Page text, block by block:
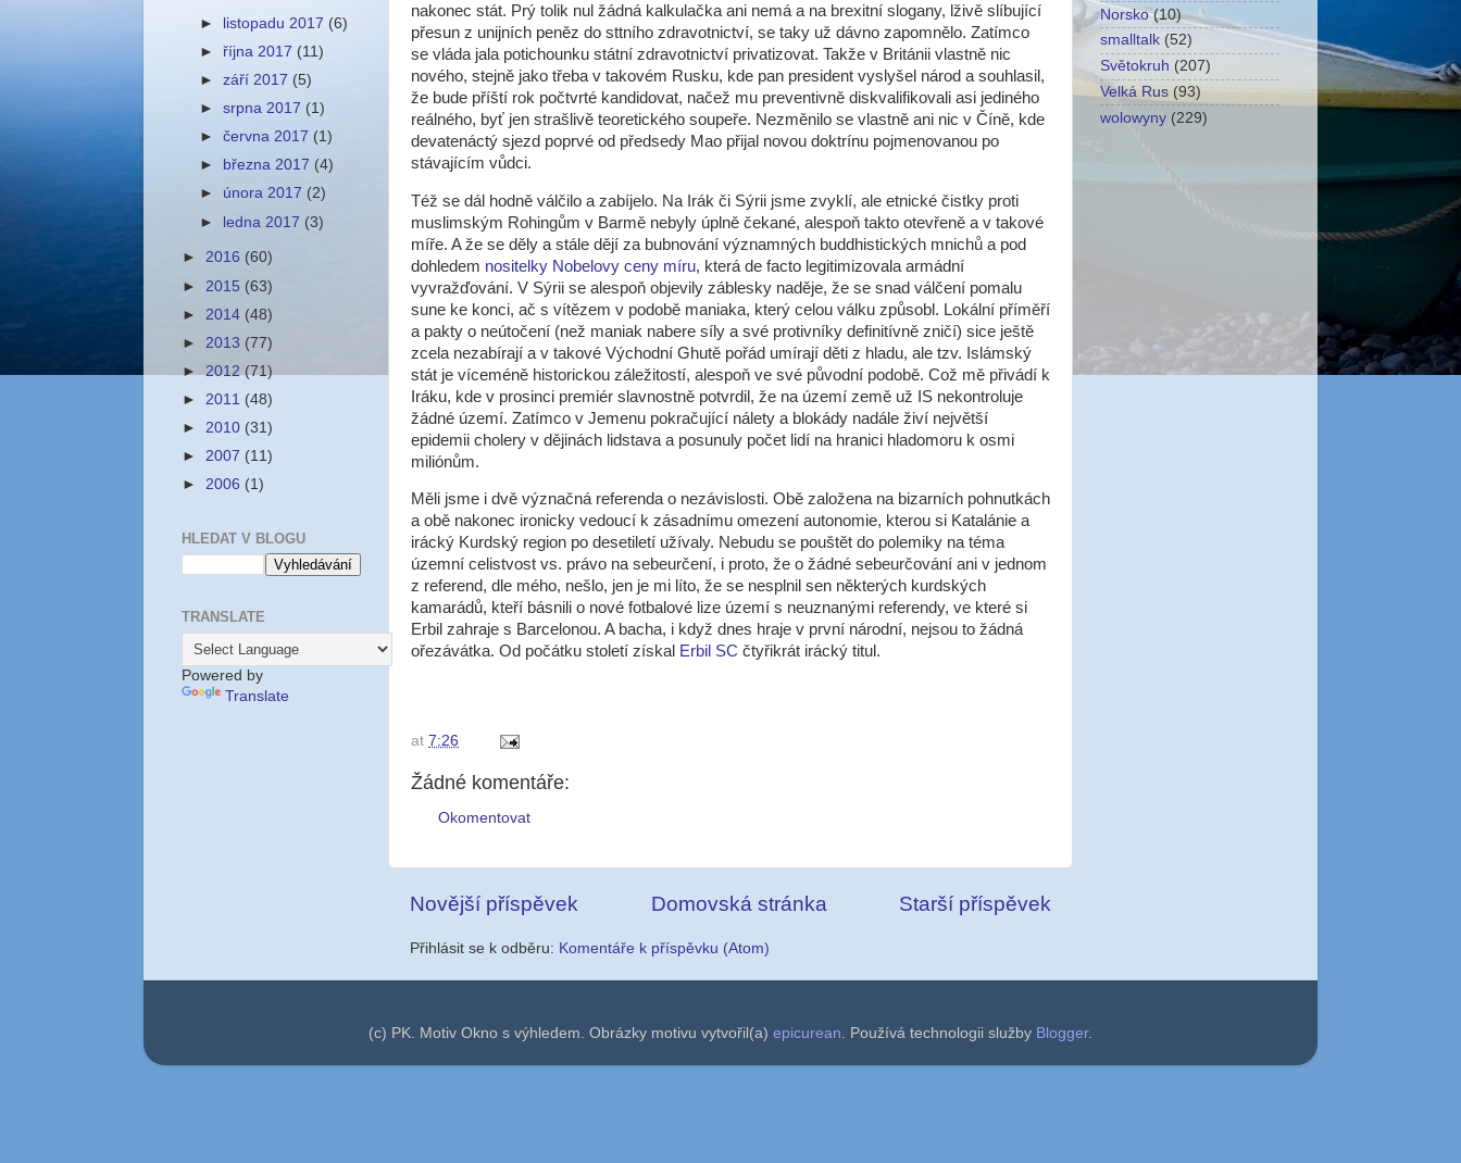
nakonec stát. Prý tolik nul žádná kalkulačka ani nemá a na brexitní slogany, lživě slíbující
přesun z unijních peněz do sttního zdravotnictví, se taky už dávno zapomnělo. Zatímco
se vláda jala potichounku státní zdravotnictví privatizovat. Takže v Británii vlastně nic
nového, stejně jako třeba v takovém Rusku, kde pan president vyslyšel národ a souhlasil,
že bude příští rok počtvrté kandidovat, načež mu preventivně diskvalifikovali asi jediného
reálného, byť jen strašlivě teoretického soupeře. Nezměnilo se vlastně ani nic v Číně, kde
devatenáctý sjezd poprvé od předsedy Mao přijal novou doktrínu pojmenovanou po
stávajícím vůdci.
Též se dál hodně válčilo a zabíjelo. Na Irák či Sýrii jsme zvyklí, ale etnické čistky proti
muslimským Rohingům v Barmě nebyly úplně čekané, alespoň takto otevřeně a v takové
míře. A že se děly a stále dějí za bubnování významných buddhistických mnichů a pod
dohledem nositelky Nobelovy ceny míru, která de facto legitimizovala armádní
vyvražďování. V Sýrii se alespoň objevily záblesky naděje, že se snad válčení pomalu
sune ke konci, ač s vítězem v podobě maniaka, který celou válku způsobl. Lokální příměří
a pakty o neútočení (než maniak nabere síly a své protivníky definitívně zničí) sice ještě
zcela nezabírají a v takové Východní Ghutě pořád umírají děti z hladu, ale tzv. Islámský
stát je víceméně historickou záležitostí, alespoň ve své původní podobě. Což mě přivádí k
Iráku, kde v prosinci premiér slavnostně potvrdil, že na území země už IS nekontroluje
žádné území. Zatímco v Jemenu pokračující nálety a blokády nadále živí největší
epidemii cholery v dějinách lidstava a posunuly počet lidí na hranici hladomoru k osmi
miliónům.
Měli jsme i dvě význačná referenda o nezávislosti. Obě založena na bizarních pohnutkách
a obě nakonec ironicky vedoucí k zásadnímu omezení autonomie, kterou si Katalánie a
irácký Kurdský region po desetiletí užívaly. Nebudu se pouštět do polemiky na téma
územní celistvost vs. právo na sebeurčení, i proto, že o žádné sebeurčování ani v jednom
z referend, dle mého, nešlo, jen je mi líto, že se nesplnil sen některých kurdských
kamarádů, kteří básnili o nové fotbalové lize území s neuznanými referendy, ve které si
Erbil zahraje s Barcelonou. A bacha, i když dnes hraje v první národní, nejsou to žádná
ořezávátka. Od počátku století získal Erbil SC čtyřikrát irácký titul.
at 7:26
Žádné komentáře:
Okomentovat
Novější příspěvek Starší příspěvek
Domovská stránka
Přihlásit se k odběru: Komentáře k příspěvku (Atom)
► listopadu 2017 (6)
►října 2017 (11)
►září 2017 (5)
►srpna 2017 (1)
►června 2017 (1)
►
března 2017 (4)
► února 2017 (2)
► ledna 2017 (3)
► 2016 (60)
► 2015 (63)
► 2014 (48)
► 2013 (77)
► 2012 (71)
► 2011 (48)
► 2010 (31)
► 2007 (11)
► 2006 (1)
HLEDAT V BLOGU
TRANSLATE
Powered by
Translate
Norsko (10)
smalltalk (52)
Světokruh (207)
Velká Rus (93)
wolowyny (229)
(c) PK. Motiv Okno s výhledem. Obrázky motivu vytvořil(a) epicurean . Používá technologii služby Blogger.